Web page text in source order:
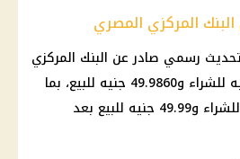
المركزي المصري
رسمي صادر عن البنك المركزي
المصري نحو 49.8497 جنيه للشراء و49.9860 جنيه للبيع، بما
يعادل قرابة 49.85 جنيه للشراء و49.99 جنيه للبيع بعد